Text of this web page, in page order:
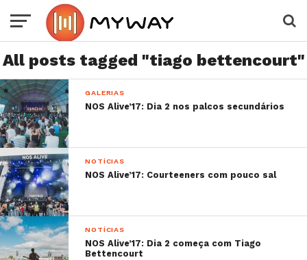
All posts tagged "tiago bettencourt"
GALERIAS
NOS Alive’17: Dia 2 nos palcos secundários
NOTÍCIAS
NOS Alive’17: Courteeners com pouco sal
NOTÍCIAS
NOS Alive’17: Dia 2 começa com Tiago
Bettencourt